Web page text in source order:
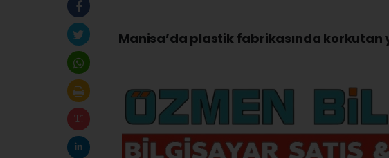
Manisa’da plastik fabrikasında korkutan